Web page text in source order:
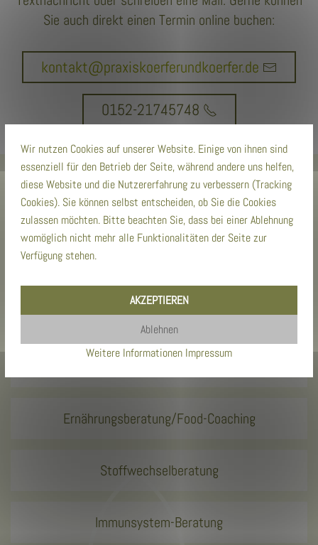
Sie auch direkt einen Termin online buchen:
kontakt@praxiskoerferundkoerfer.de
0152-21745748
Leistungsbreiche Heilpraktik
Ernährungsberatung/Food-Coaching
Stoffwechselberatung
Immunsystem-Beratung
Wir nutzen Cookies auf unserer Website. Einige von ihnen sind
essenziell für den Betrieb der Seite, während andere uns helfen,
diese Website und die Nutzererfahrung zu verbessern (Tracking
Cookies). Sie können selbst entscheiden, ob Sie die Cookies
zulassen möchten. Bitte beachten Sie, dass bei einer Ablehnung
womöglich nicht mehr alle Funktionalitäten der Seite zur
Verfügung stehen.
AKZEPTIEREN
Ablehnen
Weitere Informationen Impressum